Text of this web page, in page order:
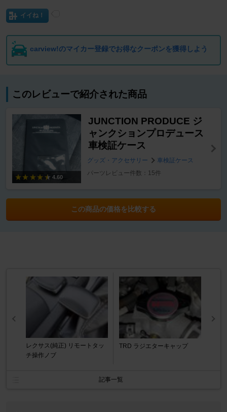
イイね！
carview!のマイカー登録でお得なクーポンを獲得しよう
このレビューで紹介された商品
4.60
JUNCTION PRODUCE ジ
ャンクションプロデュース
車検証ケース
グッズ・アクセサリー
車検証ケース
パーツレビュー件数：15件
この商品の価格を比較する
レクサス(純正) リモートタッ
チ操作ノブ
TRD ラジエターキャップ
記事一覧